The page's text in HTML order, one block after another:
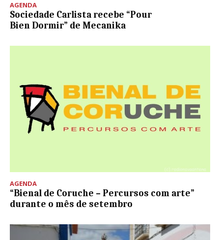
AGENDA
Sociedade Carlista recebe “Pour
Bien Dormir” de Mecanika
AGENDA
“Bienal de Coruche – Percursos com arte”
durante o mês de setembro